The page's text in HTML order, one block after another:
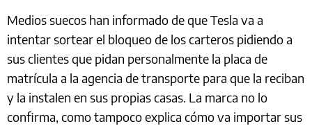
Medios suecos han informado de que Tesla va a
intentar sortear el bloqueo de los carteros pidiendo a
sus clientes que pidan personalmente la placa de
matrícula a la agencia de transporte para que la reciban
y la instalen en sus propias casas. La marca no lo
confirma, como tampoco explica cómo va importar sus